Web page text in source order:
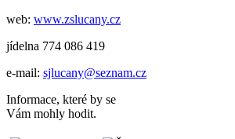
web: www.zslucany.cz
jídelna 774 086 419
e-mail: sjlucany@seznam.cz
Informace, které by se
Vám mohly hodit.